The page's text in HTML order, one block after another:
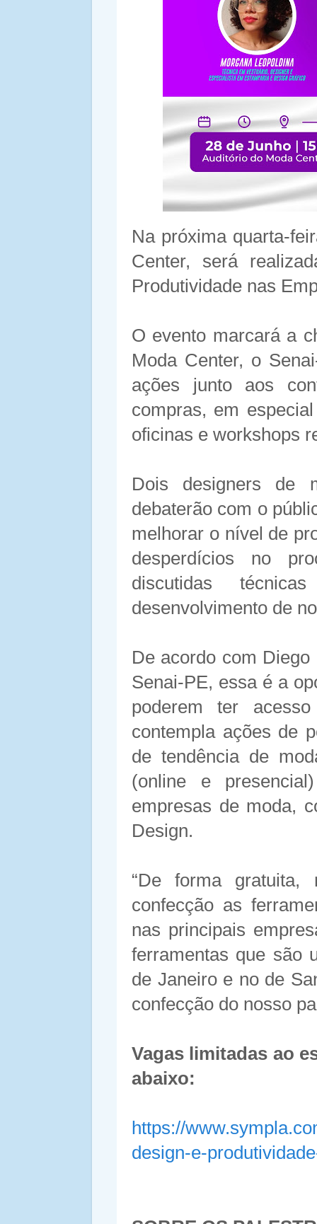
Na próxima quarta-
Center, será
Produtividade nas
O evento marcará a
Moda Center, o
ações junto aos
compras, em
oficinas e workshops
Dois designers de
debaterão com o
melhorar o nível de
desperdícios no
discutidas
desenvolvimento de
De acordo com
Senai-PE, essa é a
poderem ter
contempla ações de
de tendência de
(online e
empresas de moda,
Design.
“De forma
confecção as
nas principais
ferramentas que são
de Janeiro e no de
confecção do nosso
Vagas limitadas ao
abaixo:
https://
design-e-